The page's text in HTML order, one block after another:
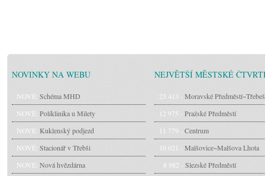
NOVINKY NA WEBU
NOVÉ: Schéma MHD
NOVÉ: Poliklinika u Milety
NOVÉ: Kuklenský podjezd
NOVÉ: Stacionář v Třebši
NOVÉ: Nová hvězdárna
NEJVĚTŠÍ MĚSTSKÉ
23 413 - Moravské Předměstí~Třebeš
12 975 - Pražské Předměstí
11 779 - Centrum
10 021 - Malšovice~Malšova Lhota
8 982 - Slezské Předměstí